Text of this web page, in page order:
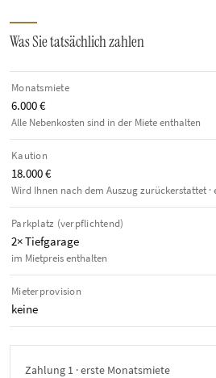
Was Sie tatsächlich zahlen
Monatsmiete
6.000 €
Alle Nebenkosten sind in der Miete enthalten
Kaution
18.000 €
Wird Ihnen nach dem Auszug zurückerstattet
Parkplatz (verpflichtend)
2× Tiefgarage
im Mietpreis enthalten
Mieterprovision
keine
Zahlung 1 · erste Monatsmiete